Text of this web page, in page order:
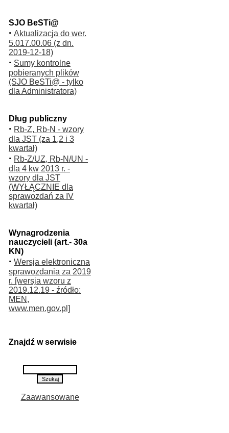
SJO BeSTi@
· Aktualizacja do wer.
5.017.00.06 (z dn.
2019-12-18)
· Sumy kontrolne
pobieranych plików
(SJO BeSTi@ - tylko
dla Administratora)
Dług publiczny
· Rb-Z, Rb-N - wzory
dla JST (za 1,2 i 3
kwartał)
· Rb-Z/UZ, Rb-N/UN -
dla 4 kw 2013 r. -
wzory dla JST
(WYŁĄCZNIE dla
sprawozdań za IV
kwartał)
Wynagrodzenia
nauczycieli (art.- 30a
KN)
· Wersja elektroniczna
sprawozdania za 2019
r. [wersja wzoru z
2019.12.19 - źródło:
MEN,
www.men.gov.pl]
Znajdź w serwisie
Zaawansowane